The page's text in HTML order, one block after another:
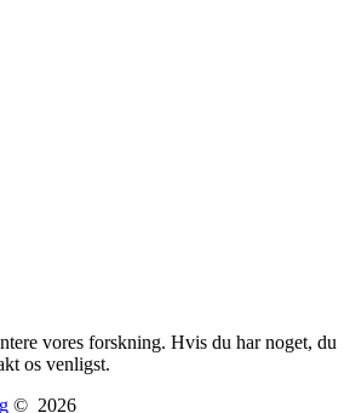
vores forskning. Hvis du har noget, du
os venligst.
© 2026